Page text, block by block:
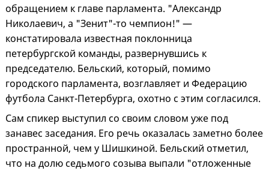
обращением к главе парламента. "Александр
Николаевич, а "Зенит"-то чемпион!" —
констатировала известная поклонница
петербургской команды, развернувшись к
председателю. Бельский, который, помимо
городского парламента, возглавляет и Федерацию
футбола Санкт-Петербурга, охотно с этим согласился.
Сам спикер выступил со своим словом уже под
занавес заседания. Его речь оказалась заметно более
пространной, чем у Шишкиной. Бельский отметил,
что на долю седьмого созыва выпали "отложенные